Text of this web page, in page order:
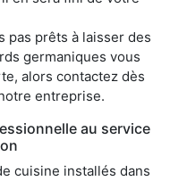
pas prêts à laisser des
germaniques vous
alors contactez dès
entreprise.
au service
cuisine installés dans